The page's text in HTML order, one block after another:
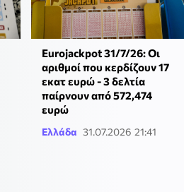
Eurojackpot 31/7/26: Οι
αριθμοί που κερδίζουν 17
εκατ ευρώ - 3 δελτία
παίρνουν από 572,474
ευρώ
Ελλάδα 31.07.2026 21:41